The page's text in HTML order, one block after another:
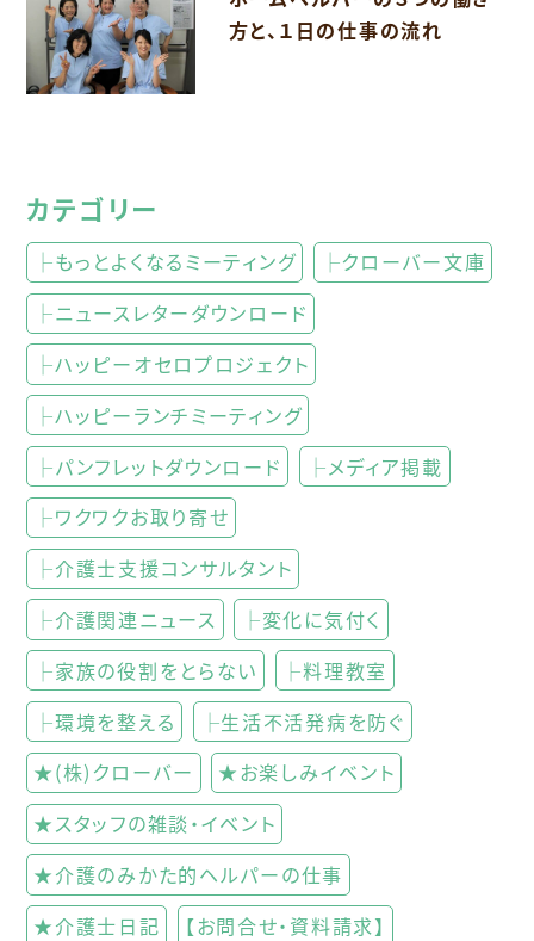
方と、１日の仕事の流れ
カテゴリー
├もっとよくなるミーティング
├クローバー文庫
├ニュースレターダウンロード
├ハッピーオセロプロジェクト
├ハッピーランチミーティング
├パンフレットダウンロード
├メディア掲載
├ワクワクお取り寄せ
├介護士支援コンサルタント
├介護関連ニュース
├変化に気付く
├家族の役割をとらない
├料理教室
├環境を整える
├生活不活発病を防ぐ
★(株)クローバー
★お楽しみイベント
★スタッフの雑談・イベント
★介護のみかた的ヘルパーの仕事
★介護士日記
【お問合せ・資料請求】